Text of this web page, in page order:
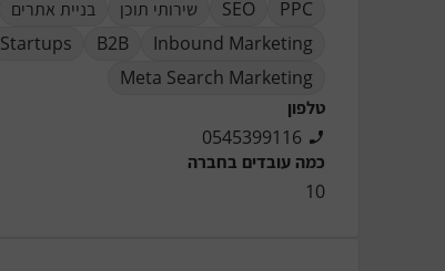
PPC
SEO שירותי תוכן
בניית אתרים
Inbound Marketing
B2B
Startups
Meta Search Marketing
טלפון
0545399116
כמה עובדים בחברה
10